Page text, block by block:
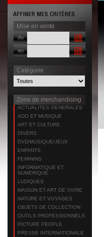
Mise en vente
du
au
Catégorie
Zone de merchandising
ACTUALITES GENERALES
ADO ET MUSIQUE
ART ET CULTURE
DIVERS
DVD/MUSIQUE/JEUX
ENFANTS
FEMININS
INFORMATIQUE ET
NUMERIQUE
LUDIQUES
MAISON ET ART DE VIVRE
NATURE ET VOYAGES
OBJETS DE COLLECTION
OUTILS PROFESSIONNELS
PICTURE PEOPLE
PRESSE INTERNATIONALE